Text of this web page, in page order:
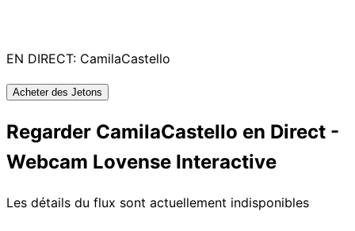
EN DIRECT: CamilaCastello
Acheter des Jetons
Regarder CamilaCastello en Direct -
Webcam Lovense Interactive
Les détails du flux sont actuellement indisponibles